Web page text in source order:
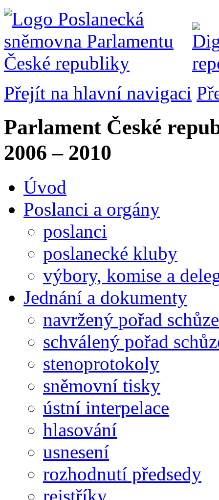
Přejít na hlavní navigaci
Parlament České
2006 – 2010
Úvod
Poslanci a orgány
poslanci
poslanecké kluby
výbory, komise a
Jednání a dokumenty
navržený pořad schůze
schválený pořad
stenoprotokoly
sněmovní tisky
ústní interpelace
hlasování
usnesení
rozhodnutí předsedy
rejstříky